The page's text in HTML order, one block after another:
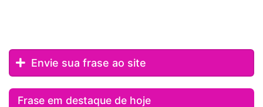
Envie sua frase ao site
Frase em destaque de hoje